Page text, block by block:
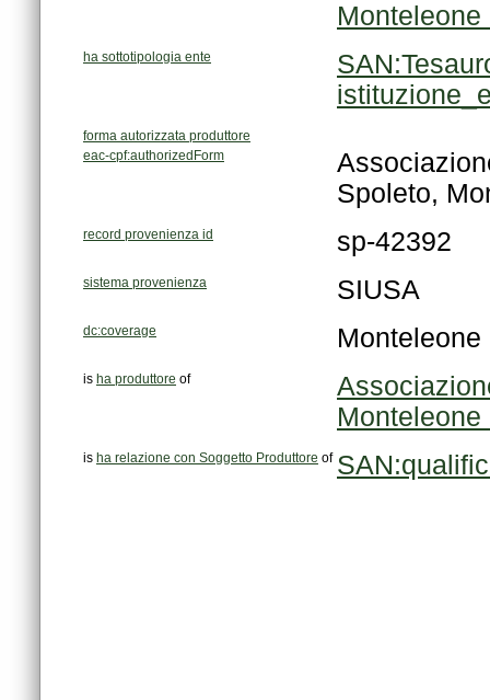
ha sottotipologia ente
forma autorizzata produttore
eac-cpf:authorizedForm
Spoleto,
record provenienza id sp-42392
sistema provenienza SIUSA
dc:coverage
is ha produttore of
is ha relazione con Soggetto Produttore of